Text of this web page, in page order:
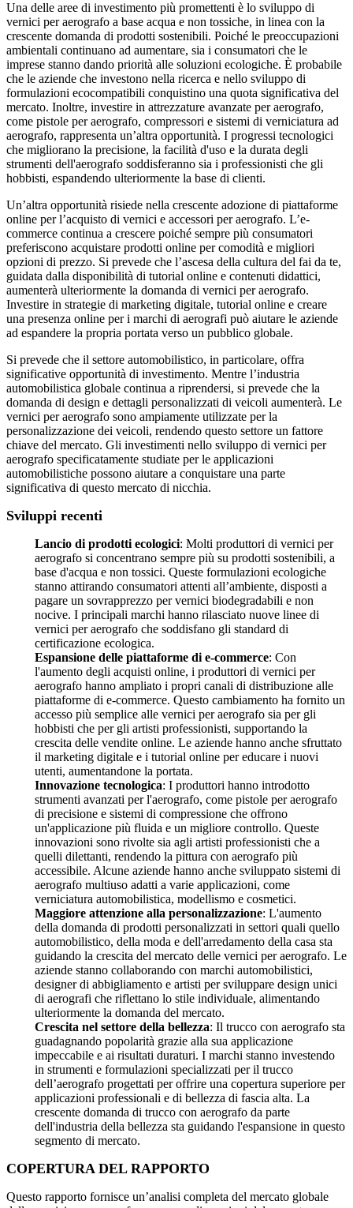
Una delle aree di investimento più promettenti è lo sviluppo di
vernici per aerografo a base acqua e non tossiche, in linea con la
crescente domanda di prodotti sostenibili. Poiché le preoccupazioni
ambientali continuano ad aumentare, sia i consumatori che le
imprese stanno dando priorità alle soluzioni ecologiche. È probabile
che le aziende che investono nella ricerca e nello sviluppo di
formulazioni ecocompatibili conquistino una quota significativa del
mercato. Inoltre, investire in attrezzature avanzate per aerografo,
come pistole per aerografo, compressori e sistemi di verniciatura ad
aerografo, rappresenta un’altra opportunità. I progressi tecnologici
che migliorano la precisione, la facilità d'uso e la durata degli
strumenti dell'aerografo soddisferanno sia i professionisti che gli
hobbisti, espandendo ulteriormente la base di clienti.
Un’altra opportunità risiede nella crescente adozione di piattaforme
online per l’acquisto di vernici e accessori per aerografo. L’e-
commerce continua a crescere poiché sempre più consumatori
preferiscono acquistare prodotti online per comodità e migliori
opzioni di prezzo. Si prevede che l’ascesa della cultura del fai da te,
guidata dalla disponibilità di tutorial online e contenuti didattici,
aumenterà ulteriormente la domanda di vernici per aerografo.
Investire in strategie di marketing digitale, tutorial online e creare
una presenza online per i marchi di aerografi può aiutare le aziende
ad espandere la propria portata verso un pubblico globale.
Si prevede che il settore automobilistico, in particolare, offra
significative opportunità di investimento. Mentre l’industria
automobilistica globale continua a riprendersi, si prevede che la
domanda di design e dettagli personalizzati di veicoli aumenterà. Le
vernici per aerografo sono ampiamente utilizzate per la
personalizzazione dei veicoli, rendendo questo settore un fattore
chiave del mercato. Gli investimenti nello sviluppo di vernici per
aerografo specificatamente studiate per le applicazioni
automobilistiche possono aiutare a conquistare una parte
significativa di questo mercato di nicchia.
Sviluppi recenti
Lancio di prodotti ecologici: Molti produttori di vernici per
aerografo si concentrano sempre più su prodotti sostenibili, a
base d'acqua e non tossici. Queste formulazioni ecologiche
stanno attirando consumatori attenti all’ambiente, disposti a
pagare un sovrapprezzo per vernici biodegradabili e non
nocive. I principali marchi hanno rilasciato nuove linee di
vernici per aerografo che soddisfano gli standard di
certificazione ecologica.
Espansione delle piattaforme di e-commerce: Con
l'aumento degli acquisti online, i produttori di vernici per
aerografo hanno ampliato i propri canali di distribuzione alle
piattaforme di e-commerce. Questo cambiamento ha fornito un
accesso più semplice alle vernici per aerografo sia per gli
hobbisti che per gli artisti professionisti, supportando la
crescita delle vendite online. Le aziende hanno anche sfruttato
il marketing digitale e i tutorial online per educare i nuovi
utenti, aumentandone la portata.
Innovazione tecnologica: I produttori hanno introdotto
strumenti avanzati per l'aerografo, come pistole per aerografo
di precisione e sistemi di compressione che offrono
un'applicazione più fluida e un migliore controllo. Queste
innovazioni sono rivolte sia agli artisti professionisti che a
quelli dilettanti, rendendo la pittura con aerografo più
accessibile. Alcune aziende hanno anche sviluppato sistemi di
aerografo multiuso adatti a varie applicazioni, come
verniciatura automobilistica, modellismo e cosmetici.
Maggiore attenzione alla personalizzazione: L'aumento
della domanda di prodotti personalizzati in settori quali quello
automobilistico, della moda e dell'arredamento della casa sta
guidando la crescita del mercato delle vernici per aerografo. Le
aziende stanno collaborando con marchi automobilistici,
designer di abbigliamento e artisti per sviluppare design unici
di aerografi che riflettano lo stile individuale, alimentando
ulteriormente la domanda del mercato.
Crescita nel settore della bellezza: Il trucco con aerografo sta
guadagnando popolarità grazie alla sua applicazione
impeccabile e ai risultati duraturi. I marchi stanno investendo
in strumenti e formulazioni specializzati per il trucco
dell’aerografo progettati per offrire una copertura superiore per
applicazioni professionali e di bellezza di fascia alta. La
crescente domanda di trucco con aerografo da parte
dell'industria della bellezza sta guidando l'espansione in questo
segmento di mercato.
COPERTURA DEL RAPPORTO
Questo rapporto fornisce un’analisi completa del mercato globale